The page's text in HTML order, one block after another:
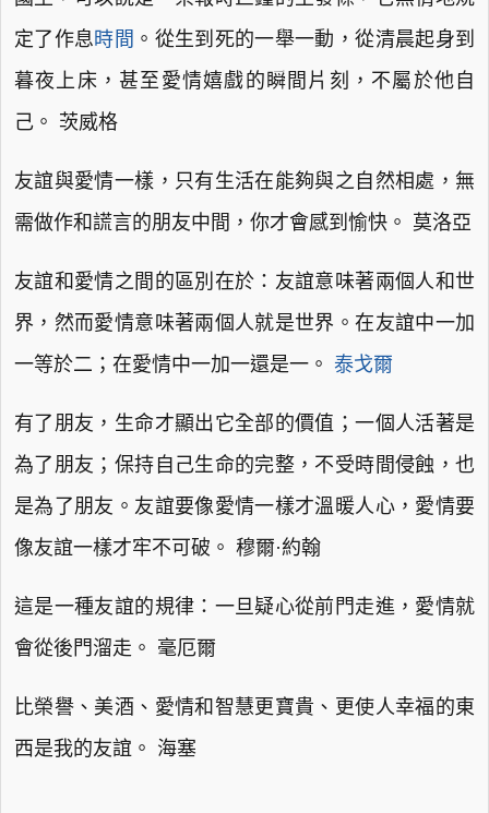
定了作息時間 。從生到死的一舉一動，從清晨起身到
暮夜上床，甚至愛情嬉戲的瞬間片刻，不屬於他自
己。 茨威格
友誼與愛情一樣，只有生活在能夠與之自然相處，無
需做作和謊言的朋友中間，你才會感到愉快。 莫洛亞
友誼和愛情之間的區別在於：友誼意味著兩個人和世
界，然而愛情意味著兩個人就是世界。在友誼中一加
一等於二；在愛情中一加一還是一。 泰戈爾
有了朋友，生命才顯出它全部的價值；一個人活著是
為了朋友；保持自己生命的完整，不受時間侵蝕，也
是為了朋友。友誼要像愛情一樣才溫暖人心，愛情要
像友誼一樣才牢不可破。 穆爾·約翰
這是一種友誼的規律：一旦疑心從前門走進，愛情就
會從後門溜走。 毫厄爾
比榮譽、美酒、愛情和智慧更寶貴、更使人幸福的東
西是我的友誼。 海塞